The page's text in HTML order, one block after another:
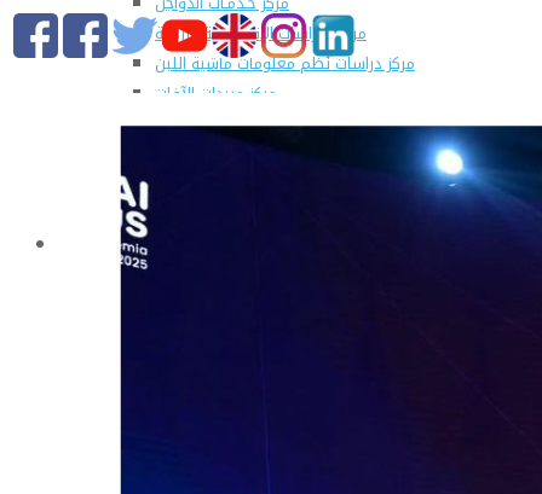
مركز الدراسات الإقتصادية الزراعية
مركز دراسات نُظم معلومات ماشية اللبن
مركز مبيدات الآفات
مطبعة كلية الزراعة
وحدة الهندسة الزراعية للدراسات والإستشارات الفنية
التسجيل في دورات مركز الحاسب الآلي بالكلية
التعليم والطلاب